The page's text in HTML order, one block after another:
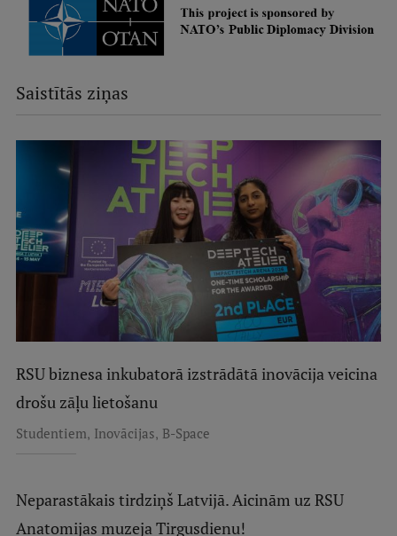
Saistītās ziņas
RSU biznesa inkubatorā izstrādātā inovācija veicina
drošu zāļu lietošanu
Studentiem, Inovācijas, B-Space
Neparastākais tirdziņš Latvijā. Aicinām uz RSU
Anatomijas muzeja Tirgusdienu!